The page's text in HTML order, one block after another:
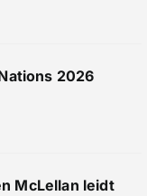
2026
McLellan leidt